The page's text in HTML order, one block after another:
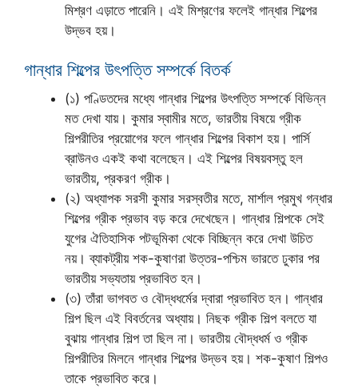
মিশ্রণ এড়াতে পারেনি। এই মিশ্রণের ফলেই গান্ধার শিল্পের
উদ্ভব হয়।
গান্ধার শিল্পের উৎপত্তি সম্পর্কে বিতর্ক
(১) পণ্ডিতদের মধ্যে গান্ধার শিল্পের উৎপত্তি সম্পর্কে বিভিন্ন
মত দেখা যায়। কুমার স্বামীর মতে, ভারতীয় বিষয়ে গ্রীক
শিল্পরীতির প্রয়োগের ফলে গান্ধার শিল্পের বিকাশ হয়। পার্সি
ব্রাউনও একই কথা বলেছেন। এই শিল্পের বিষয়বস্তু হল
ভারতীয়, প্রকরণ গ্রীক।
(২) অধ্যাপক সরসী কুমার সরস্বতীর মতে, মার্শাল প্রমুখ গন্ধার
শিল্পের গ্রীক প্রভাব বড় করে দেখেছেন। গান্ধার শিল্পকে সেই
যুগের ঐতিহাসিক পটভূমিকা থেকে বিচ্ছিন্ন করে দেখা উচিত
নয়। ব্যাকট্রীয় শক-কুষাণরা উত্তর-পশ্চিম ভারতে ঢুকার পর
ভারতীয় সভ্যতায় প্রভাবিত হন।
(৩) তাঁরা ভাগবত ও বৌদ্ধধর্মের দ্বারা প্রভাবিত হন। গান্ধার
শিল্প ছিল এই বিবর্তনের অধ্যায়। নিছক গ্রীক শিল্প বলতে যা
বুঝায় গান্ধার শিল্প তা ছিল না। ভারতীয় বৌদ্ধধর্ম ও গ্রীক
শিল্পরীতির মিলনে গান্ধার শিল্পের উদ্ভব হয়। শক-কুষাণ শিল্পও
তাকে প্রভাবিত করে।